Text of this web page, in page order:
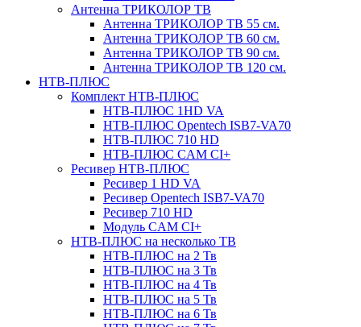
Антенна ТРИКОЛОР ТВ
Антенна ТРИКОЛОР ТВ 55 см.
Антенна ТРИКОЛОР ТВ 60 см.
Антенна ТРИКОЛОР ТВ 90 см.
Антенна ТРИКОЛОР ТВ 120 см.
НТВ-ПЛЮС
Комплект НТВ-ПЛЮС
НТВ-ПЛЮС 1HD VA
НТВ-ПЛЮС Opentech ISB7-VA70
НТВ-ПЛЮС 710 HD
НТВ-ПЛЮС CAM CI+
Ресивер НТВ-ПЛЮС
Ресивер 1 HD VA
Ресивер Opentech ISB7-VA70
Ресивер 710 HD
Модуль CAM CI+
НТВ-ПЛЮС на несколько ТВ
НТВ-ПЛЮС на 2 Тв
НТВ-ПЛЮС на 3 Тв
НТВ-ПЛЮС на 4 Тв
НТВ-ПЛЮС на 5 Тв
НТВ-ПЛЮС на 6 Тв